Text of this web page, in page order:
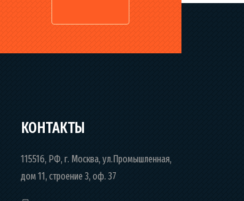
КОНТАКТЫ
115516, РФ, г. Москва, ул.Промышленная,
дом 11, строение 3, оф. 37